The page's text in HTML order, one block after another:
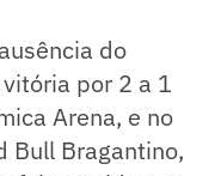
do
por 2 a 1
Arena, e no
Bull Bragantino,